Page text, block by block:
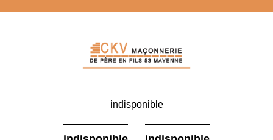
indisponible